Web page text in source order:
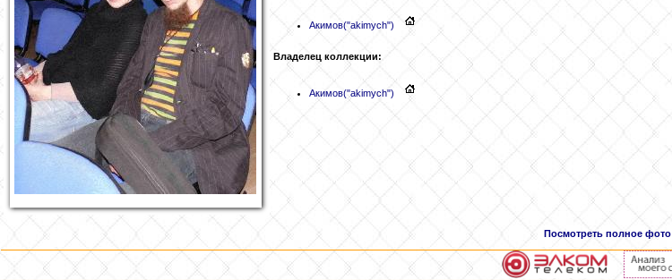
Акимов("akimych")
Владелец коллекции:
Акимов("akimych")
Посмотреть полное фото